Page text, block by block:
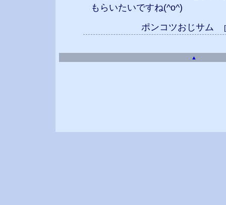
もらいたいですね(^o^)
ポンコツおじサム
▲